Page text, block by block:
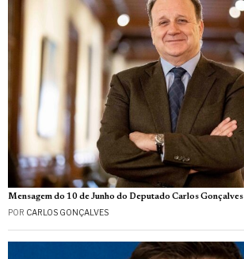
Mensagem do 10 de Junho do Deputado Carlos Gonçalves
POR CARLOS GONÇALVES